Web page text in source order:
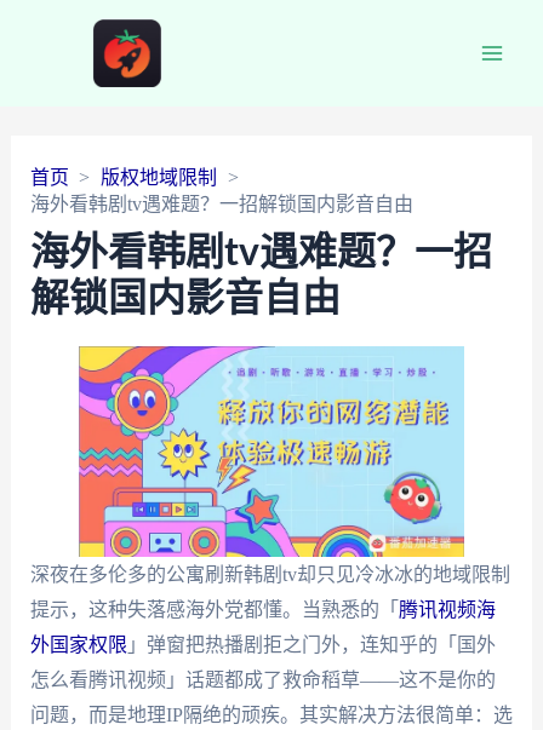
首页
版权地域限制
海外看韩剧tv遇难题？一招解锁国内影音自由
海外看韩剧tv遇难题？一招
解锁国内影音自由
深夜在多伦多的公寓刷新韩剧tv却只见冷冰冰的地域限制
提示，这种失落感海外党都懂。当熟悉的「 腾讯视频海
外国家权限 」弹窗把热播剧拒之门外，连知乎的「国外
怎么看腾讯视频」话题都成了救命稻草——这不是你的
问题，而是地理IP隔绝的顽疾。其实解决方法很简单：选